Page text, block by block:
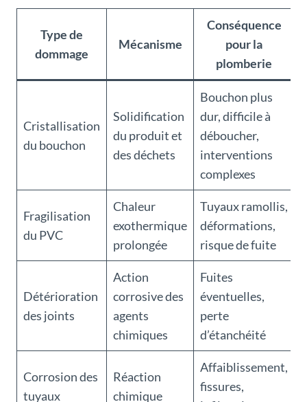
Type de
dommage
Mécanisme
Conséquence
pour la
plomberie
Cristallisation
du bouchon
Solidification
du produit et
des déchets
Bouchon plus
dur, difficile à
déboucher,
interventions
complexes
Fragilisation
du PVC
Chaleur
exothermique
prolongée
Tuyaux ramollis,
déformations,
risque de fuite
Détérioration
des joints
Action
corrosive des
agents
chimiques
Fuites
éventuelles,
perte
d’étanchéité
Corrosion des
tuyaux
Réaction
chimique
Affaiblissement,
fissures,